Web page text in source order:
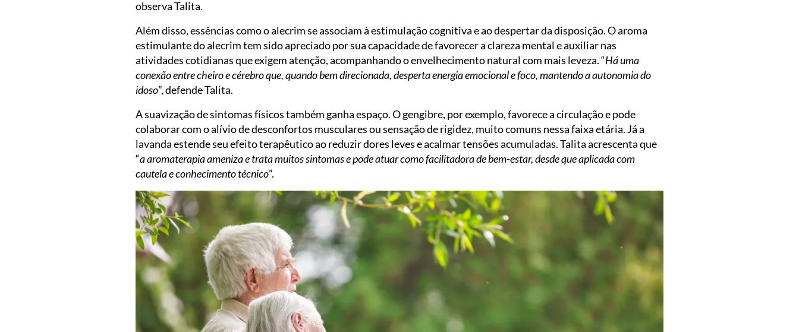
observa Talita.
Além disso, essências como o alecrim se associam à estimulação cognitiva e ao despertar da disposição. O aroma
estimulante do alecrim tem sido apreciado por sua capacidade de favorecer a clareza mental e auxiliar nas
atividades cotidianas que exigem atenção, acompanhando o envelhecimento natural com mais leveza. “Há uma
conexão entre cheiro e cérebro que, quando bem direcionada, desperta energia emocional e foco, mantendo a autonomia do
idoso”, defende Talita.
A suavização de sintomas físicos também ganha espaço. O gengibre, por exemplo, favorece a circulação e pode
colaborar com o alívio de desconfortos musculares ou sensação de rigidez, muito comuns nessa faixa etária. Já a
lavanda estende seu efeito terapêutico ao reduzir dores leves e acalmar tensões acumuladas. Talita acrescenta que
“a aromaterapia ameniza e trata muitos sintomas e pode atuar como facilitadora de bem-estar, desde que aplicada com
cautela e conhecimento técnico”.